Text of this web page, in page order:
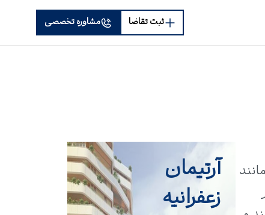
ثبت تقاضا مشاوره تخصصی
آرتیمان
زعفرانیه